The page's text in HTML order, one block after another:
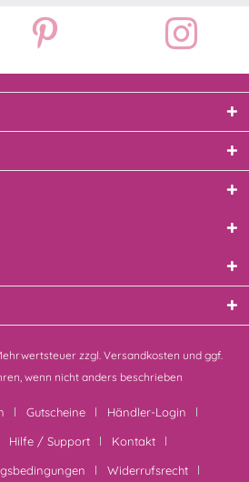
zzgl. Versandkosten und ggf.
wenn nicht anders beschrieben
Gutscheine
Händler-Login
Hilfe / Support
Kontakt
Widerrufsrecht